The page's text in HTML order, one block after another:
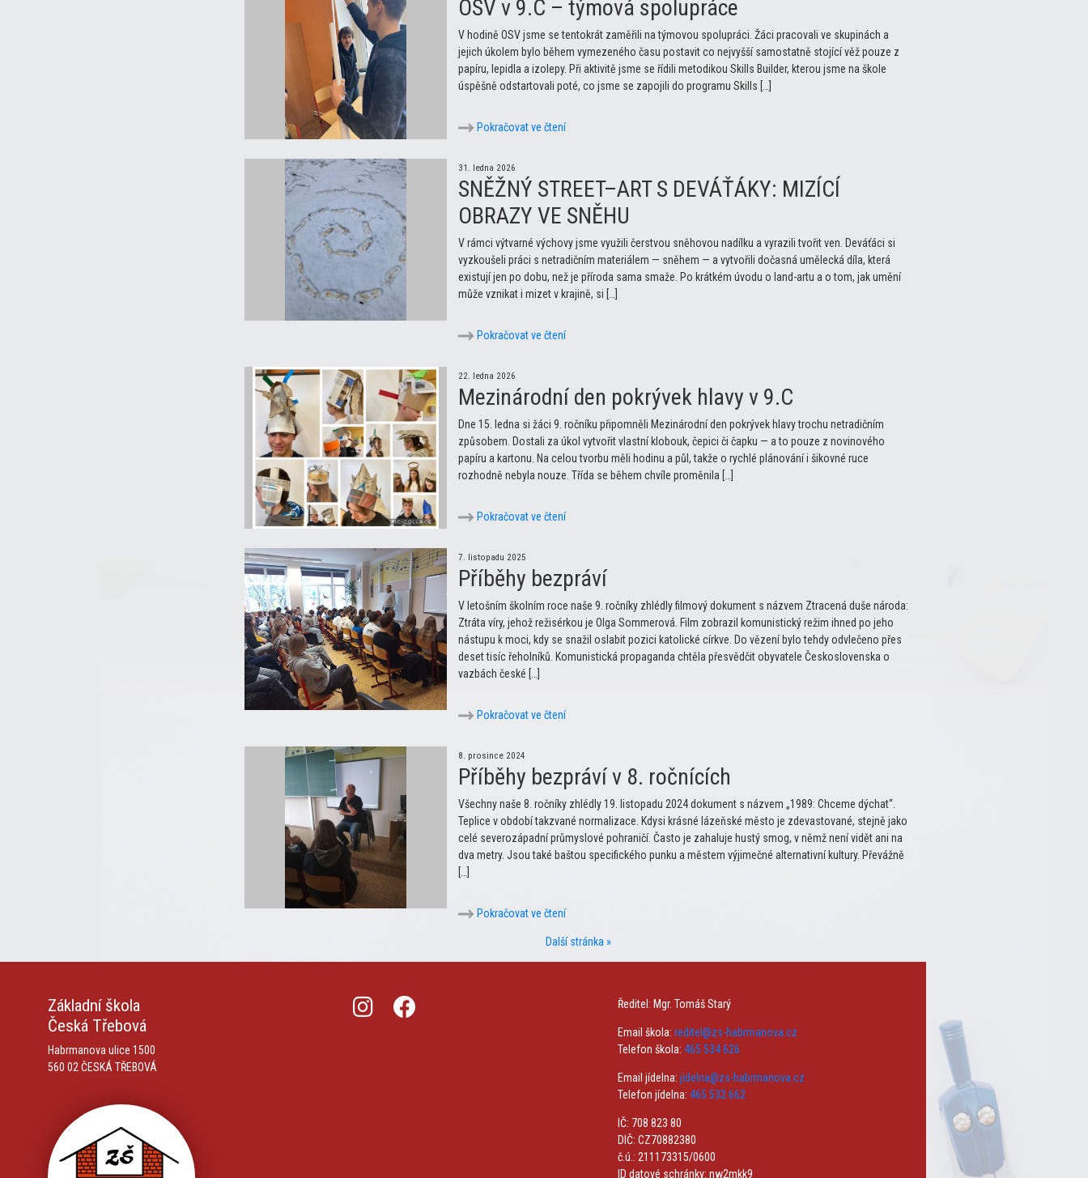
OSV v 9.C – týmová spolupráce
V hodině OSV jsme se tentokrát zaměřili na týmovou spolupráci. Žáci pracovali ve skupinách a
jejich úkolem bylo během vymezeného času postavit co nejvyšší samostatně stojící věž pouze z
papíru, lepidla a izolepy. Při aktivitě jsme se řídili metodikou Skills Builder, kterou jsme na škole
úspěšně odstartovali poté, co jsme se zapojili do programu Skills […]
Pokračovat ve čtení
31. ledna 2026
SNĚŽNÝ STREET–ART S DEVÁŤÁKY: MIZÍCÍ
OBRAZY VE SNĚHU
V rámci výtvarné výchovy jsme využili čerstvou sněhovou nadílku a vyrazili tvořit ven. Deváťáci si
vyzkoušeli práci s netradičním materiálem — sněhem — a vytvořili dočasná umělecká díla, která
existují jen po dobu, než je příroda sama smaže. Po krátkém úvodu o land-artu a o tom, jak umění
může vznikat i mizet v krajině, si […]
Pokračovat ve čtení
22. ledna 2026
Mezinárodní den pokrývek hlavy v 9.C
Dne 15. ledna si žáci 9. ročníku připomněli Mezinárodní den pokrývek hlavy trochu netradičním
způsobem. Dostali za úkol vytvořit vlastní klobouk, čepici či čapku — a to pouze z novinového
papíru a kartonu. Na celou tvorbu měli hodinu a půl, takže o rychlé plánování i šikovné ruce
rozhodně nebyla nouze. Třída se během chvíle proměnila […]
Pokračovat ve čtení
7. listopadu 2025
Příběhy bezpráví
V letošním školním roce naše 9. ročníky zhlédly filmový dokument s názvem Ztracená duše národa:
Ztráta víry, jehož režisérkou je Olga Sommerová. Film zobrazil komunistický režim ihned po jeho
nástupu k moci, kdy se snažil oslabit pozici katolické církve. Do vězení bylo tehdy odvlečeno přes
deset tisíc řeholníků. Komunistická propaganda chtěla přesvědčit obyvatele Československa o
vazbách české […]
Pokračovat ve čtení
8. prosince 2024
Příběhy bezpráví v 8. ročnících
Všechny naše 8. ročníky zhlédly 19. listopadu 2024 dokument s názvem „1989: Chceme dýchat“.
Teplice v období takzvané normalizace. Kdysi krásné lázeňské město je zdevastované, stejně jako
celé severozápadní průmyslové pohraničí. Často je zahaluje hustý smog, v němž není vidět ani na
dva metry. Jsou také baštou specifického punku a městem výjimečné alternativní kultury. Převážně
[…]
Pokračovat ve čtení
Další stránka »
Základní škola
Česká Třebová
Habrmanova ulice 1500
560 02 ČESKÁ TŘEBOVÁ
Ředitel: Mgr. Tomáš Starý
Email škola: reditel@zs-habrmanova.cz
Telefon škola: 465 534 626
Email jídelna: jidelna@zs-habrmanova.cz
Telefon jídelna: 465 532 662
IČ: 708 823 80
DIČ: CZ70882380
č.ú.: 211173315/0600
ID datové schránky: nw2mkk9